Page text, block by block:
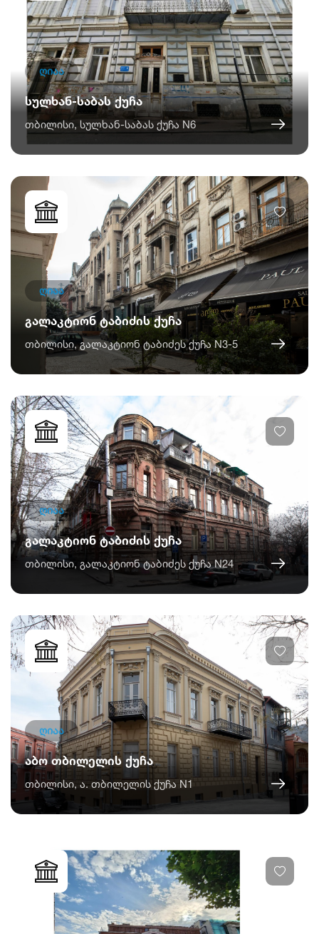
ღიაა
სულხან-საბას ქუჩა
თბილისი, სულხან-საბას ქუჩა N6
ღიაა
გალაკტიონ ტაბიძის ქუჩა
თბილისი, გალაკტიონ ტაბიძეს ქუჩა N3-5
ღიაა
გალაკტიონ ტაბიძის ქუჩა
თბილისი, გალაკტიონ ტაბიძეს ქუჩა N24
ღიაა
აბო თბილელის ქუჩა
თბილისი, ა. თბილელის ქუჩა N1